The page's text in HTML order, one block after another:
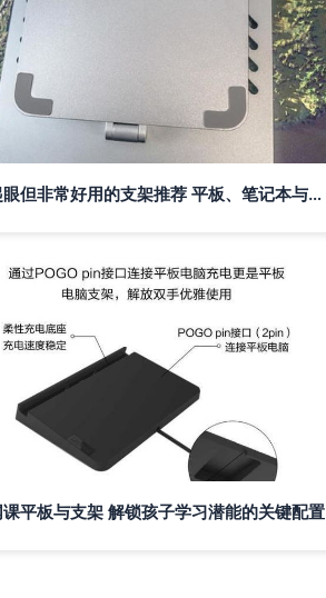
虽不起眼但非常好用的支架推荐 平板、笔记本与手机的最佳伴侣
平板与支架 解锁孩子学习潜能的关键配置